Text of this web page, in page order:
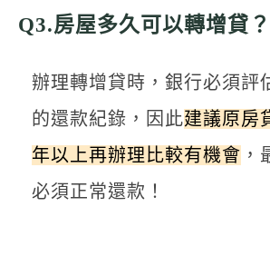
Q3.房屋多久可以轉增貸？
辦理轉增貸時，銀行必須評
的還款紀錄，因此建議原房
年以上再辦理比較有機會 ，
必須正常還款！